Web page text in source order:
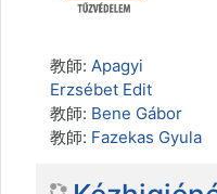
教師: Apagyi
Erzsébet Edit
教師: Bene Gábor
教師: Fazekas Gyula